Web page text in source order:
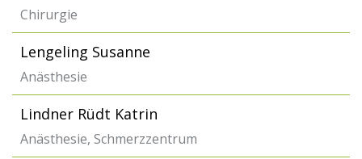
Chirurgie
Lengeling Susanne
Anästhesie
Lindner Rüdt Katrin
Anästhesie, Schmerzzentrum